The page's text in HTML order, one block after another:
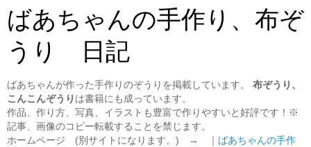
ばあちゃんの手作り、布ぞ
うり 日記
ばあちゃんが作った手作りのぞうりを掲載しています。 布ぞうり、
こんこんぞうり は書籍にも成っています。
作品、作り方、写真、イラストも豊富で作りやすいと好評です！※
記事、画像のコピー転載することを禁じます。
ホームページ (別サイトになります。) → ｜ ばあちゃんの手作